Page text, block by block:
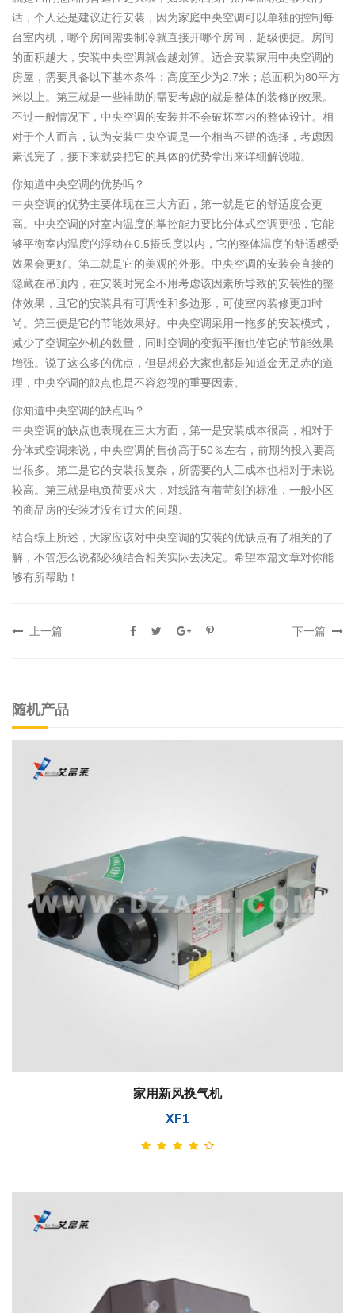
话，个人还是建议进行安装，因为家庭中央空调可以单独的控制每
台室内机，哪个房间需要制冷就直接开哪个房间，超级便捷。房间
的面积越大，安装中央空调就会越划算。适合安装家用中央空调的
房屋，需要具备以下基本条件：高度至少为2.7米；总面积为80平方
米以上。第三就是一些辅助的需要考虑的就是整体的装修的效果。
不过一般情况下，中央空调的安装并不会破坏室内的整体设计。相
对于个人而言，认为安装中央空调是一个相当不错的选择，考虑因
素说完了，接下来就要把它的具体的优势拿出来详细解说啦。
你知道中央空调的优势吗？
中央空调的优势主要体现在三大方面，第一就是它的舒适度会更
高。中央空调的对室内温度的掌控能力要比分体式空调更强，它能
够平衡室内温度的浮动在0.5摄氏度以内，它的整体温度的舒适感受
效果会更好。第二就是它的美观的外形。中央空调的安装会直接的
隐藏在吊顶内，在安装时完全不用考虑该因素所导致的安装性的整
体效果，且它的安装具有可调性和多边形，可使室内装修更加时
尚。第三便是它的节能效果好。中央空调采用一拖多的安装模式，
减少了空调室外机的数量，同时空调的变频平衡也使它的节能效果
增强。说了这么多的优点，但是想必大家也都是知道金无足赤的道
理，中央空调的缺点也是不容忽视的重要因素。
你知道中央空调的缺点吗？
中央空调的缺点也表现在三大方面，第一是安装成本很高，相对于
分体式空调来说，中央空调的售价高于50％左右，前期的投入要高
出很多。第二是它的安装很复杂，所需要的人工成本也相对于来说
较高。第三就是电负荷要求大，对线路有着苛刻的标准，一般小区
的商品房的安装才没有过大的问题。
结合综上所述，大家应该对中央空调的安装的优缺点有了相关的了
解，不管怎么说都必须结合相关实际去决定。希望本篇文章对你能
够有所帮助！
上一篇 下一篇
随机产品
家用新风换气机
XF1